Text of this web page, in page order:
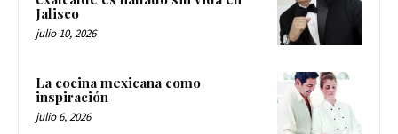
Jalisco
julio 10, 2026
La cocina mexicana como
inspiración
julio 6, 2026